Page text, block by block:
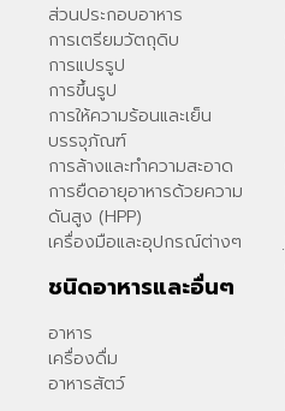
ส่วนประกอบอาหาร
การเตรียมวัตถุดิบ
การแปรรูป
การขึ้นรูป
การให้ความร้อนและเย็น
บรรจุภัณฑ์
การล้างและทำความสะอาด
การยืดอายุอาหารด้วยความ
ดันสูง (HPP)
เครื่องมือและอุปกรณ์ต่างๆ
ชนิดอาหารและอื่นๆ
อาหาร
เครื่องดื่ม
อาหารสัตว์